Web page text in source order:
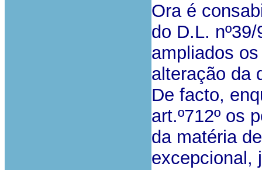
Ora é
do D.L.
ampliados
alteração da
De facto,
art.º712º os
da matéria
excepcional,